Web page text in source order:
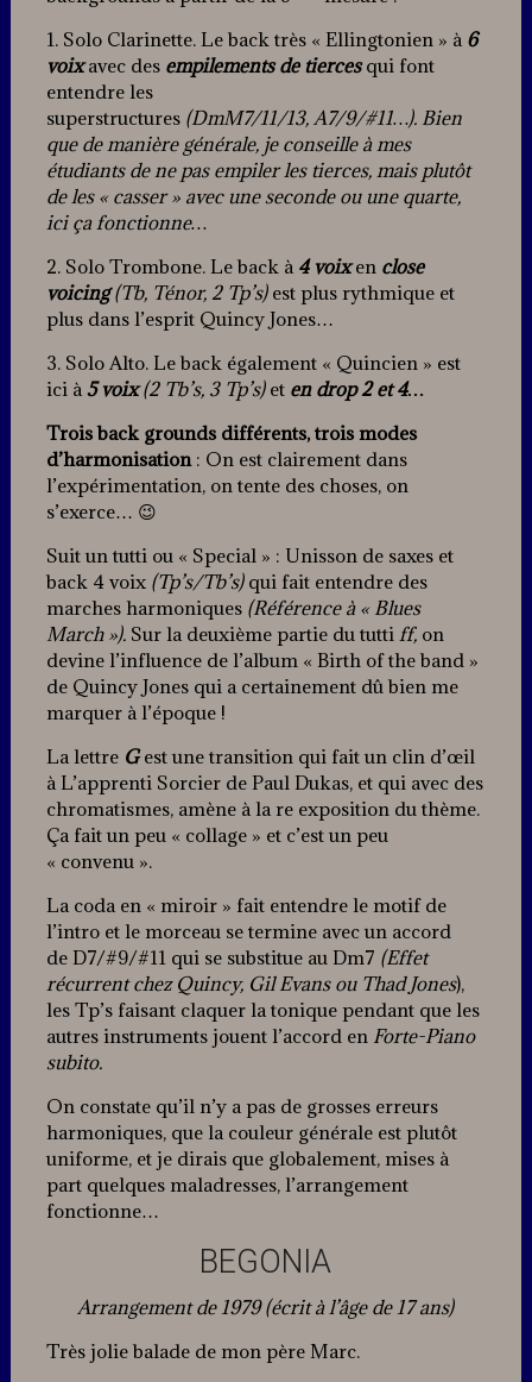
1. Solo Clarinette. Le back très « Ellingtonien » à 6
voixavec desempilements de tiercesqui font
entendre les
superstructures(DmM7/11/13, A7/9/#11…). Bien
que de manière générale, je conseille à mes
étudiants de ne pas empiler les tierces, mais plutôt
de les « casser » avec une seconde ou une quarte,
ici ça fonctionne…
2. Solo Trombone. Le back à4 voixen close
voicing (Tb, Ténor, 2 Tp’s) est plus rythmique et
plus dans l’esprit Quincy Jones…
3. Solo Alto. Le back également « Quincien » est
ici à5 voix(2 Tb’s, 3 Tp’s) eten drop 2 et 4…
Trois back grounds différents, trois modes
d’harmonisation: On est clairement dans
l’expérimentation, on tente des choses, on
s’exerce… 😉
Suit un tutti ou « Special » : Unisson de saxes et
back 4 voix (Tp’s/Tb’s)qui fait entendre des
marches harmoniques (Référence à « Blues
March »).Sur la deuxième partie du tutti ff, on
devine l’influence de l’album « Birth of the band »
de Quincy Jones qui a certainement dû bien me
marquer à l’époque !
La lettre Gest une transition qui fait un clin d’œil
à L’apprenti Sorcier de Paul Dukas, et qui avec des
chromatismes, amène à la re exposition du thème.
Ça fait un peu « collage » et c’est un peu
« convenu ».
La coda en « miroir » fait entendre le motif de
l’intro et le morceau se termine avec un accord
de D7/#9/#11 qui se substitue au Dm7 (Effet
récurrent chez Quincy, Gil Evans ou Thad Jones),
les Tp’s faisant claquer la tonique pendant que les
autres instruments jouent l’accord en Forte-Piano
subito.
On constate qu’il n’y a pas de grosses erreurs
harmoniques, que la couleur générale est plutôt
uniforme, et je dirais que globalement, mises à
part quelques maladresses, l’arrangement
fonctionne…
BEGONIA
Arrangement de 1979 (écrit à l’âge de 17 ans)
Très jolie balade de mon père Marc.